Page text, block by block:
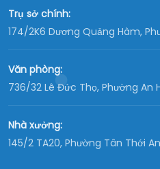
Trụ sở chính:
174/2K6 Dương Quảng Hàm,
Văn phòng:
736/32 Lê Đức Thọ, Phường An
Nhà xưởng:
145/2 TA20, Phường Tân Thới